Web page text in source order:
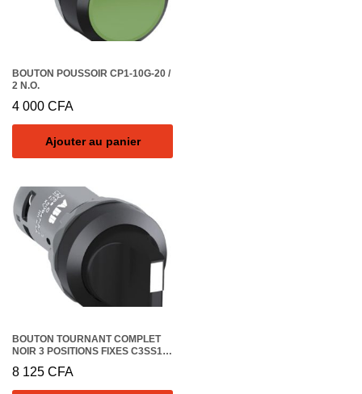
BOUTON POUSSOIR CP1-10G-20 /
2 N.O.
4 000 CFA
Ajouter au panier
BOUTON TOURNANT COMPLET
NOIR 3 POSITIONS FIXES C3SS1-
8 125 CFA